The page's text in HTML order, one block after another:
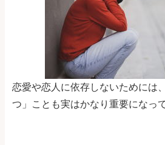
恋愛や恋人に依存しないためには
つ」ことも実はかなり重要になっ